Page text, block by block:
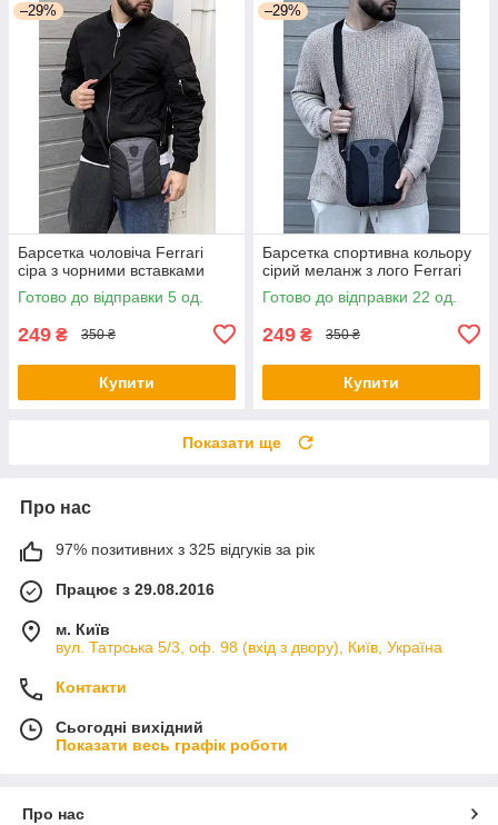
–29%
Барсетка чоловіча Ferrari
сіра з чорними вставками
Готово до відправки 5 од.
249 ₴ 350 ₴
Купити
–29%
Барсетка спортивна кольору
сірий меланж з лого Ferrari
Готово до відправки 22 од.
249 ₴ 350 ₴
Купити
Показати ще
Про нас
97% позитивних з 325 відгуків за рік
Працює з 29.08.2016
м. Київ
вул. Татрська 5/3, оф. 98 (вхід з двору), Київ, Україна
Контакти
Сьогодні вихідний
Показати весь графік роботи
Про нас